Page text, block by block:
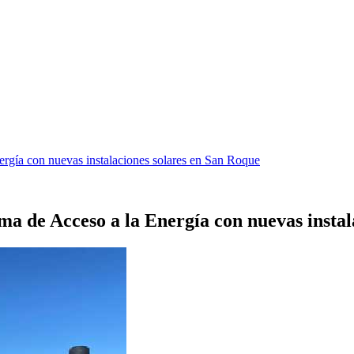
con nuevas instalaciones solares en San Roque
de Acceso a la Energía con nuevas